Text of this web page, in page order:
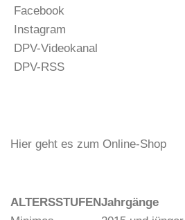
Facebook
Instagram
DPV-Videokanal
DPV-RSS
Hier geht es zum Online-Shop
ALTERSSTUFENJahrgänge